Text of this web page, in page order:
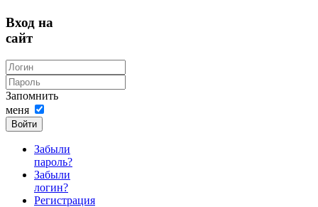
Вход на
сайт
Запомнить
меня
Войти
Забыли
пароль?
Забыли
логин?
Регистрация